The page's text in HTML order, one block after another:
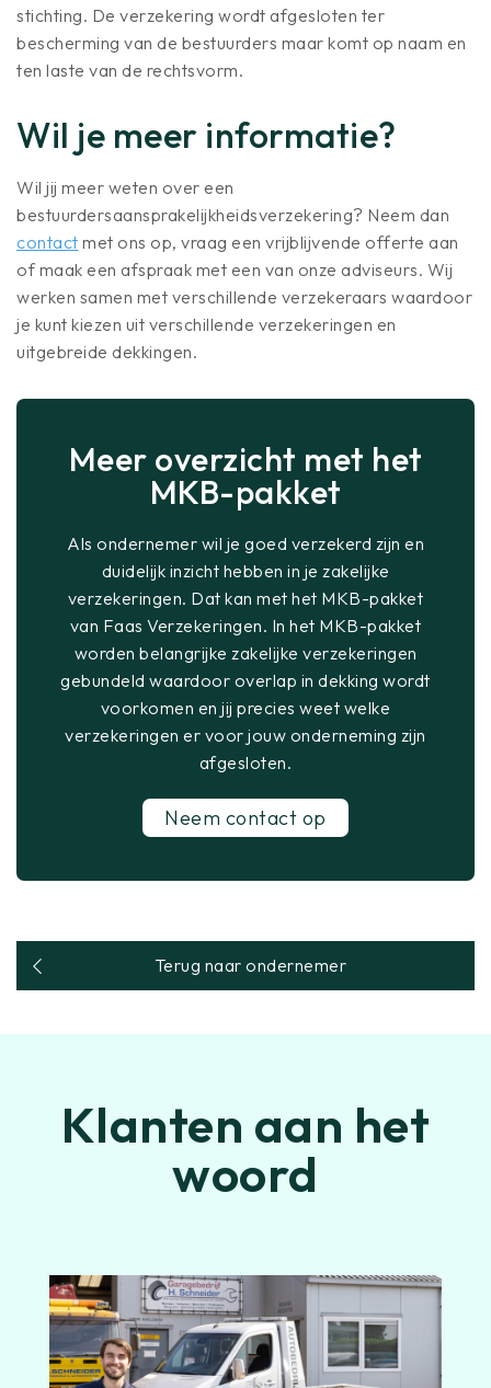
stichting. De verzekering wordt afgesloten ter
bescherming van de bestuurders maar komt op naam en
ten laste van de rechtsvorm.
Wil je meer informatie?
Wil jij meer weten over een
bestuurdersaansprakelijkheidsverzekering? Neem dan
contact met ons op, vraag een vrijblijvende offerte aan
of maak een afspraak met een van onze adviseurs. Wij
werken samen met verschillende verzekeraars waardoor
je kunt kiezen uit verschillende verzekeringen en
uitgebreide dekkingen.
Meer overzicht met het
MKB-pakket
Als ondernemer wil je goed verzekerd zijn en
duidelijk inzicht hebben in je zakelijke
verzekeringen. Dat kan met het MKB-pakket
van Faas Verzekeringen. In het MKB-pakket
worden belangrijke zakelijke verzekeringen
gebundeld waardoor overlap in dekking wordt
voorkomen en jij precies weet welke
verzekeringen er voor jouw onderneming zijn
afgesloten.
Neem contact op
Terug naar ondernemer
Klanten aan het
woord